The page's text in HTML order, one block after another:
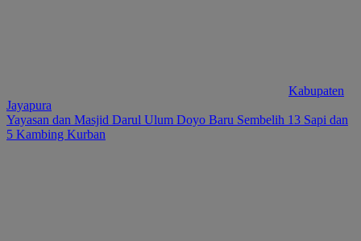
Kabupaten
Jayapura
Yayasan dan Masjid Darul Ulum Doyo Baru Sembelih 13 Sapi dan
5 Kambing Kurban